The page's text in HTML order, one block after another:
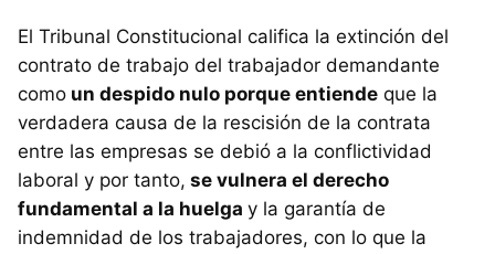
El Tribunal Constitucional califica la extinción del
contrato de trabajo del trabajador demandante
como un despido nulo porque entiende que la
verdadera causa de la rescisión de la contrata
entre las empresas se debió a la conflictividad
laboral y por tanto, se vulnera el derecho
fundamental a la huelga y la garantía de
indemnidad de los trabajadores, con lo que la